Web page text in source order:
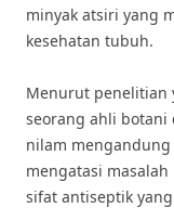
minyak atsiri yang
kesehatan tubuh.
Menurut penelitian
seorang ahli botani
nilam
mengatasi
sifat antiseptik